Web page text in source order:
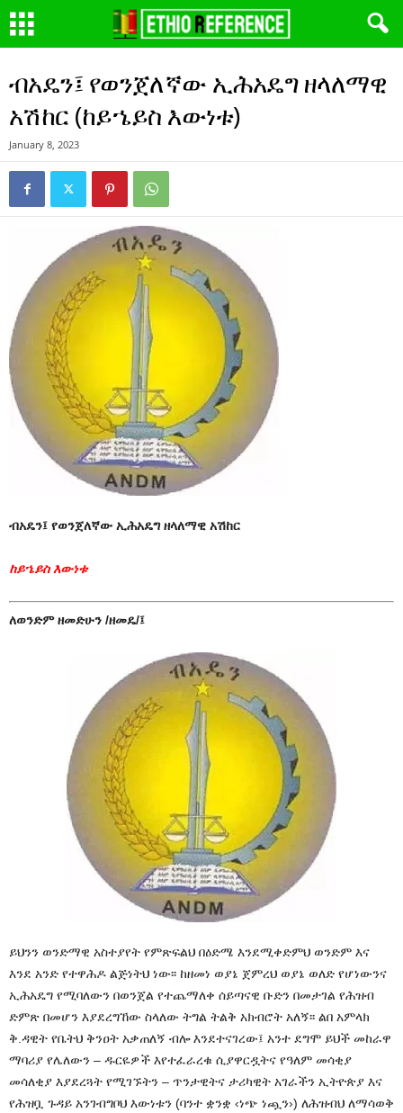
ብአዴን፤ የወንጀለኛው ኢሕአዴግ ዘላለማዊ
አሽከር (ከይኄይስ እውነቱ)
January 8, 2023
ብአዴን፤ የወንጀለኛው ኢሕአዴግ ዘላለማዊ አሽከር
ከይኄይስ እውነቱ
ለወንድም ዘመድሁን /ዘመዴ/፤
ይህንን ወንድማዊ አስተያየት የምጽፍልህ በዕድሜ እንደሚቀድምህ ወንድም እና
እንደ አንድ የተዋሕዶ ልጅነትህ ነው፡፡ ከዘመነ ወያኔ ጀምረህ ወያኔ ወለድ የሆነውንና
ኢሕአዴግ የሚባለውን በወንጀል የተጨማለቀ ሰይጣናዊ ቡድን በመታገል የሕዝብ
ድምጽ በመሆን እያደረግኸው ስላለው ትግል ትልቅ አክብሮት አለኝ፡፡ ልበ አምላክ
ቅ.ዳዊት የቤትህ ቅንዐት አቃጠለኝ ብሎ እንደተናገረው፤ አንተ ደግሞ ይህች መከራዋ
ማባሪያ የሌለውን – ዱርዬዎች እየተፈራረቁ ሲያዋርዷትና የዓለም መሳቂያ
መሳለቂያ እያደረጓት የሚገኙትን – ጥንታዊትና ታሪካዊት አገራችን ኢትዮጵያ እና
የሕዝቧ ጉዳይ አንገብግቦህ እውነቱን (ባንተ ቋንቋ ‹ነጭ ነጯን›) ለሕዝብህ ለማሳወቅ